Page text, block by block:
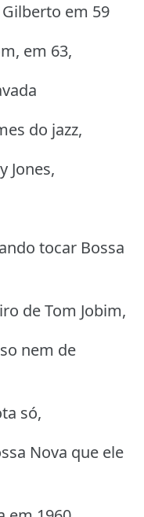
em 59
em 63,
do jazz,
Jones,
tocar Bossa
de Tom Jobim,
nem de
só,
Nova que ele